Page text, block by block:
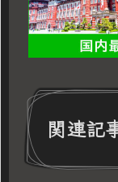
関連記